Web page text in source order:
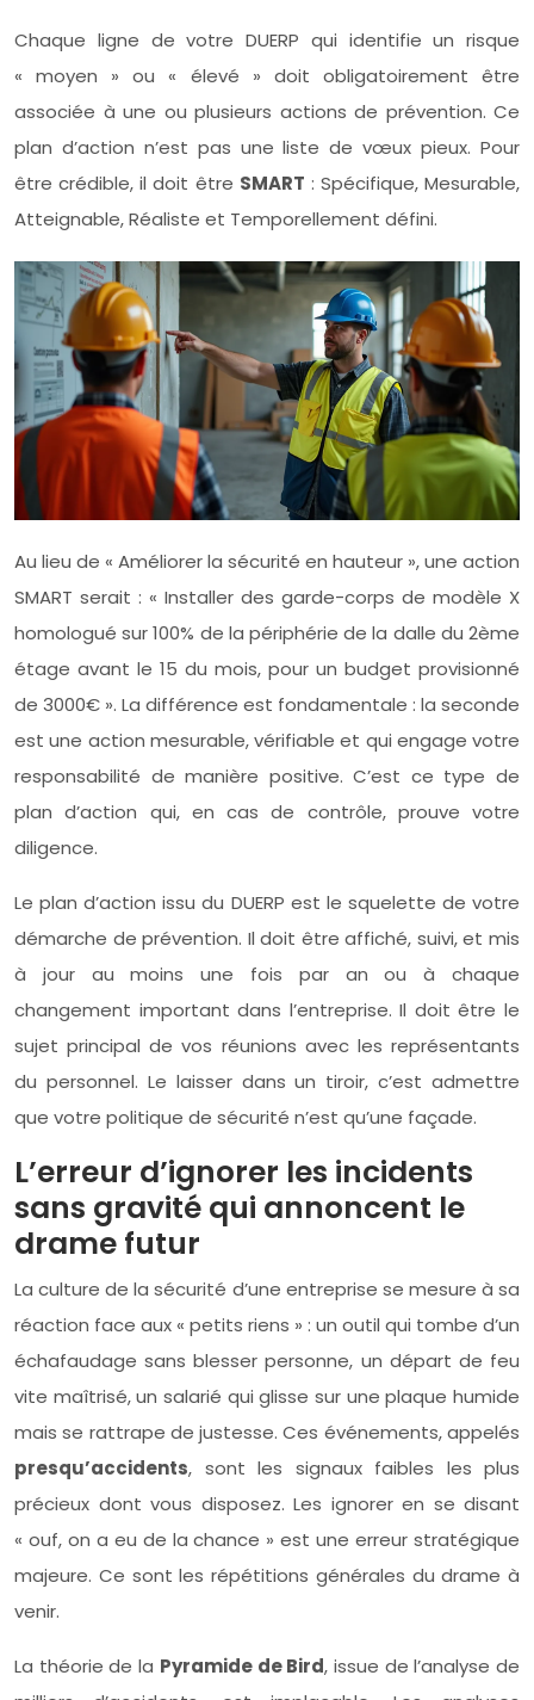
Chaque ligne de votre DUERP qui identifie un risque
« moyen » ou « élevé » doit obligatoirement être
associée à une ou plusieurs actions de prévention. Ce
plan d’action n’est pas une liste de vœux pieux. Pour
être crédible, il doit être SMART : Spécifique, Mesurable,
Atteignable, Réaliste et Temporellement défini.
Au lieu de « Améliorer la sécurité en hauteur », une action
SMART serait : « Installer des garde-corps de modèle X
homologué sur 100% de la périphérie de la dalle du 2ème
étage avant le 15 du mois, pour un budget provisionné
de 3000€ ». La différence est fondamentale : la seconde
est une action mesurable, vérifiable et qui engage votre
responsabilité de manière positive. C’est ce type de
plan d’action qui, en cas de contrôle, prouve votre
diligence.
Le plan d’action issu du DUERP est le squelette de votre
démarche de prévention. Il doit être affiché, suivi, et mis
à jour au moins une fois par an ou à chaque
changement important dans l’entreprise. Il doit être le
sujet principal de vos réunions avec les représentants
du personnel. Le laisser dans un tiroir, c’est admettre
que votre politique de sécurité n’est qu’une façade.
L’erreur d’ignorer les incidents
sans gravité qui annoncent le
drame futur
La culture de la sécurité d’une entreprise se mesure à sa
réaction face aux « petits riens » : un outil qui tombe d’un
échafaudage sans blesser personne, un départ de feu
vite maîtrisé, un salarié qui glisse sur une plaque humide
mais se rattrape de justesse. Ces événements, appelés
presqu’accidents, sont les signaux faibles les plus
précieux dont vous disposez. Les ignorer en se disant
« ouf, on a eu de la chance » est une erreur stratégique
majeure. Ce sont les répétitions générales du drame à
venir.
La théorie de la Pyramide de Bird, issue de l’analyse de